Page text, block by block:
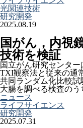
光関連技術
研究開発
2025.08.19
国がん，内視
技術を検証
国立がん研究センタ
TXI観察法と従来の通
共同ランダム化比較試
大腸を調べる検査の
ニュース
ライフサイエンス
研究開発
2025.07.31